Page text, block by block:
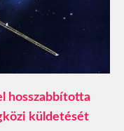
hosszabbította
küldetését